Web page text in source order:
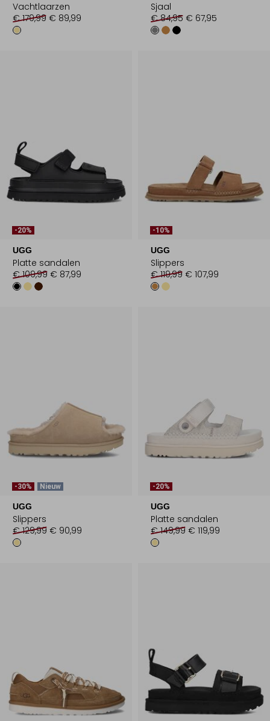
Vachtlaarzen
€ 179,99 € 89,99
Sjaal
€ 84,95 € 67,95
-20%
UGG
Platte sandalen
€ 109,99 € 87,99
-10%
UGG
Slippers
€ 119,99 € 107,99
-30% Nieuw
UGG
Slippers
€ 129,99 € 90,99
-20%
UGG
Platte sandalen
€ 149,99 € 119,99